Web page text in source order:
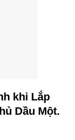
khi Lắp
Dầu Một.